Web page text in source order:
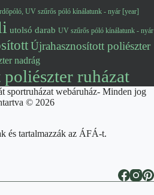
UV szűrős póló kínálatunk - nyár [year]
utolsó darab UV szűrős póló kínálatunk - nyár
Újrahasznosított poliészter
nadrág
ruházat
sportruházat webáruház- Minden jog
© 2026
és tartalmazzák az ÁFÁ-t.